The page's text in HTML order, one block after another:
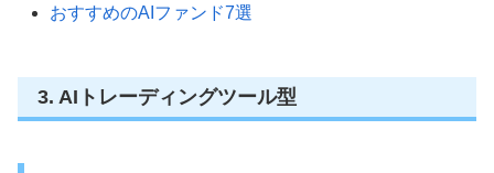
おすすめのAIファンド7選
3. AIトレーディングツール型